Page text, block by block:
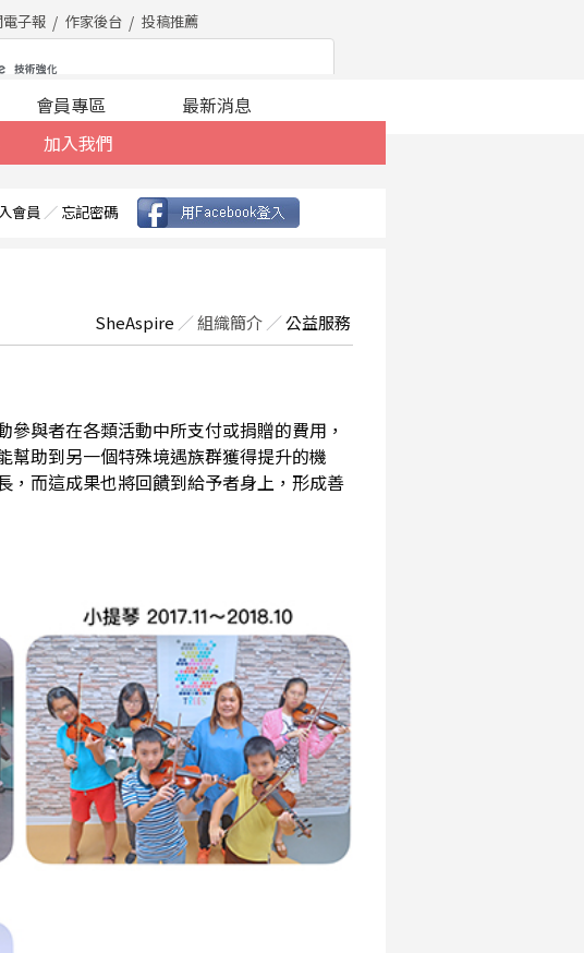
電子報 作家後台 投稿推薦
加入我們
會員專區 最新消息
會員 ／ 忘記密碼
SheAspire ／組織簡介 ／公益服務
與者在各類活動中所支付或捐贈的費用，
幫助到另一個特殊境遇族群獲得提升的機
，而這成果也將回饋到給予者身上，形成善